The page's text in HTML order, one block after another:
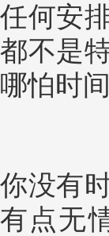
任何安
都不是
哪怕时
你没有
有点无